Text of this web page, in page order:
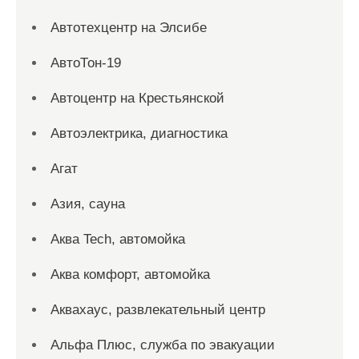
Автотехцентр на Элсибе
АвтоТон-19
Автоцентр на Крестьянской
Автоэлектрика, диагностика
Агат
Азия, сауна
Аква Tech, автомойка
Аква комфорт, автомойка
Аквахаус, развлекательный центр
Альфа Плюс, служба по эвакуации